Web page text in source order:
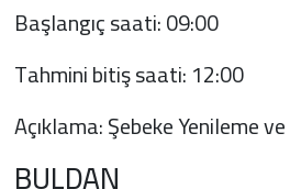
Başlangıç saati: 09:00
Tahmini bitiş saati: 12:00
Açıklama: Şebeke Yenileme
BULDAN